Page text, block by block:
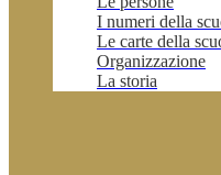
I numeri della
Le carte della
Organizzazione
La storia